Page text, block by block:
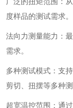
度样品的测试需求。
法向力测量能力：
需求。
多种测试模式：支
剪切、扭摆等多种测
超宽温控范围：通